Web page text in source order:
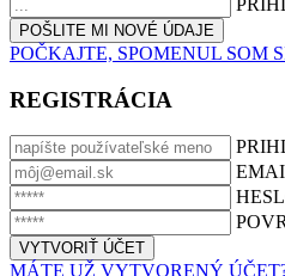
POČKAJTE, SPOMENUL SOM
REGISTRÁCIA
MÁTE UŽ VYTVORENÝ